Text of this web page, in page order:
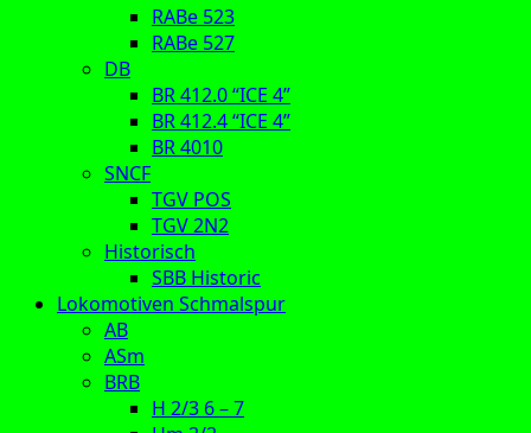
RABe 523
RABe 527
DB
BR 412.0 “ICE 4”
BR 412.4 “ICE 4”
BR 4010
SNCF
TGV POS
TGV 2N2
Historisch
SBB Historic
Lokomotiven Schmalspur
AB
ASm
BRB
H 2/3 6 – 7